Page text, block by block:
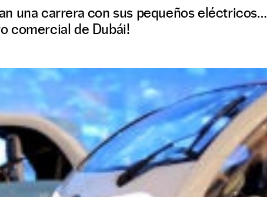
una carrera con sus pequeños eléctricos…
comercial de Dubái!